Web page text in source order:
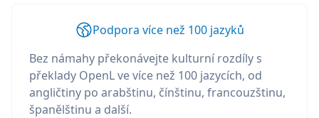
Podpora více než 100 jazyků
Bez námahy překonávejte kulturní rozdíly s
překlady OpenL ve více než 100 jazycích, od
angličtiny po arabštinu, čínštinu, francouzštinu,
španělštinu a další.